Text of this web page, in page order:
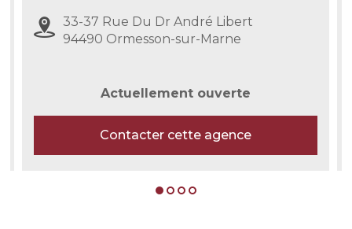
33-37 Rue Du Dr André Libert
94490 Ormesson-sur-Marne
Actuellement ouverte
Contacter cette agence